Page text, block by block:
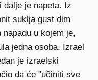
dalje je napeta. Iz
suklja gust dim
u kojem je,
jedna osoba. Izrael
je izraelski
da će "učiniti sve